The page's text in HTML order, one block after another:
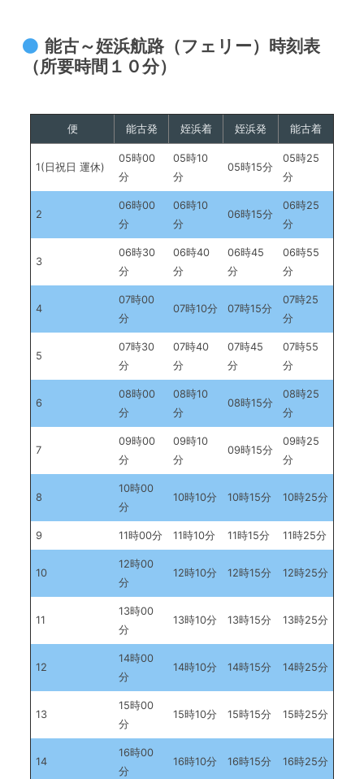
能古～姪浜航路（フェリー）時刻表
（所要時間１０分）
便 能古発 姪浜着 姪浜発 能古着
1(日祝日 運休)
05時00
分
05時10
分
05時15分
05時25
分
2
06時00
分
06時10
分
06時15分
06時25
分
3
06時30
分
06時40
分
06時45
分
06時55
分
4
07時00
分
07時10分 07時15分
07時25
分
5
07時30
分
07時40
分
07時45
分
07時55
分
6
08時00
分
08時10
分
08時15分
08時25
分
7
09時00
分
09時10
分
09時15分
09時25
分
8
10時00
分
10時10分 10時15分 10時25分
9 11時00分 11時10分 11時15分 11時25分
10
12時00
分
12時10分 12時15分 12時25分
11
13時00
分
13時10分 13時15分 13時25分
12
14時00
分
14時10分 14時15分 14時25分
13
15時00
分
15時10分 15時15分 15時25分
14
16時00
分
16時10分 16時15分 16時25分